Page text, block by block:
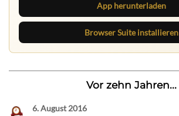
App herunterladen
Browser Suite installieren
Vor zehn Jahren...
6. August 2016